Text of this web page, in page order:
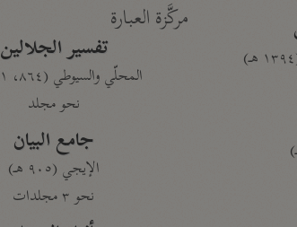
مركَّزة العبارة
تفسير الجلالين
المحلّي والسيوطي (٨٦٤، ٩١١ هـ)
نحو مجلد
جامع البيان
الإيجي (٩٠٥ هـ)
نحو ٣ مجلدات